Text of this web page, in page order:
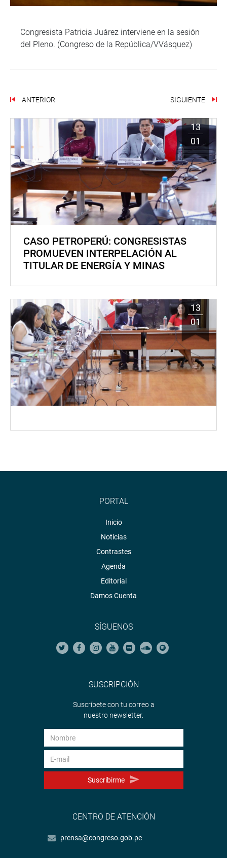
Congresista Patricia Juárez interviene en la sesión
del Pleno. (Congreso de la República/VVásquez)
ANTERIOR SIGUIENTE
13
01
CASO PETROPERÚ: CONGRESISTAS
PROMUEVEN INTERPELACIÓN AL
TITULAR DE ENERGÍA Y MINAS
13
01
PORTAL
Inicio
Noticias
Contrastes
Agenda
Editorial
Damos Cuenta
SÍGUENOS
SUSCRIPCIÓN
Suscríbete con tu correo a
nuestro newsletter.
Suscribirme
CENTRO DE ATENCIÓN
prensa@congreso.gob.pe